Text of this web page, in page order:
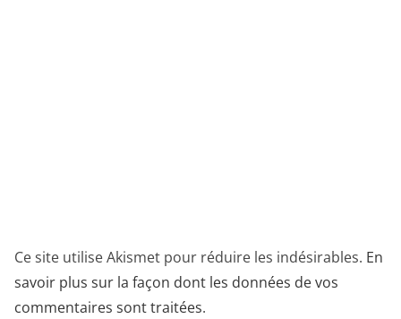
Ce site utilise Akismet pour réduire les indésirables. En
savoir plus sur la façon dont les données de vos
commentaires sont traitées.